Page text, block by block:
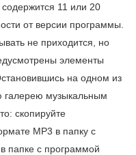
11 или 20
от версии программы.
не приходится, но
элементы
на одном из
галерею музыкальным
скопируйте
MP3 в папку с
папке с программой